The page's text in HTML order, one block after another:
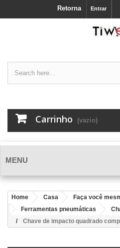
Entrar
Retorna
Carrinho (vazio)
MENU
Home Casa
Faça você
Ferramentas pneumáticas
Chave de impacto quadrado